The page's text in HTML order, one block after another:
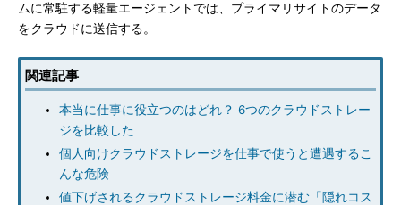
ムに常駐する軽量エージェントでは、プライマリサイトのデータ
をクラウドに送信する。
関連記事
本当に仕事に役立つのはどれ？ 6つのクラウドストレー
ジを比較した
個人向けクラウドストレージを仕事で使うと遭遇するこ
んな危険
値下げされるクラウドストレージ料金に潜む「隠れコス